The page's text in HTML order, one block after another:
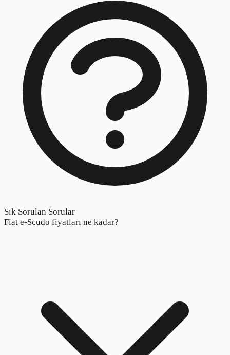
Sık Sorulan Sorular
Fiat e-Scudo fiyatları ne kadar?